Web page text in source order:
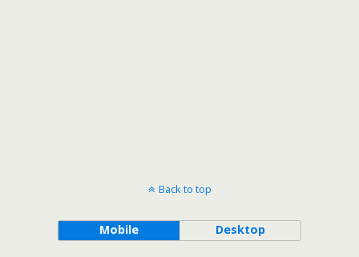
Back to top
Mobile Desktop